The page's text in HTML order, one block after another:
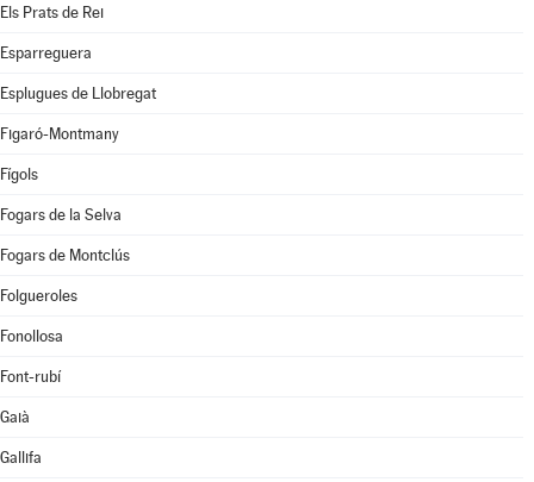
Els Prats de Rei
Esparreguera
Esplugues de Llobregat
Figaró-Montmany
Fígols
Fogars de la Selva
Fogars de Montclús
Folgueroles
Fonollosa
Font-rubí
Gaià
Gallifa